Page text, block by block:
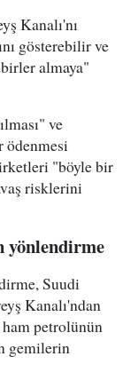
Kanalı'nı
gösterebilir ve
almaya"
ve
ödenmesi
"böyle bir
risklerini
yönlendirme
Suudi
Kanalı'ndan
petrolünün
gemilerin